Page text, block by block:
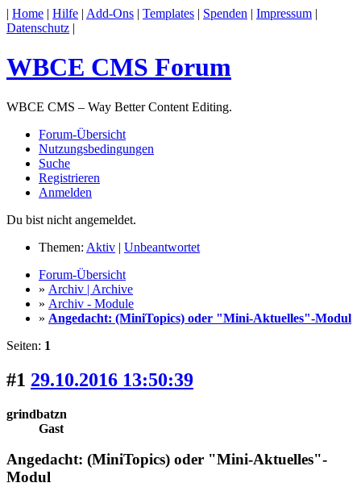
| Home | Hilfe | Add-Ons | Templates | Spenden | Impressum |
Datenschutz |
WBCE CMS Forum
WBCE CMS – Way Better Content Editing.
Forum-Übersicht
Nutzungsbedingungen
Suche
Registrieren
Anmelden
Du bist nicht angemeldet.
Themen: Aktiv | Unbeantwortet
Forum-Übersicht
» Archiv | Archive
» Archiv - Module
» Angedacht: (MiniTopics) oder "Mini-Aktuelles"-Modul
Seiten: 1
#1 29.10.2016 13:50:39
grindbatzn
Gast
Angedacht: (MiniTopics) oder "Mini-Aktuelles"-
Modul